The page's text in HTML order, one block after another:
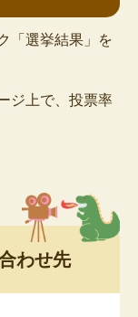
「選挙結果」を
ジ上で、投票率
わせ先